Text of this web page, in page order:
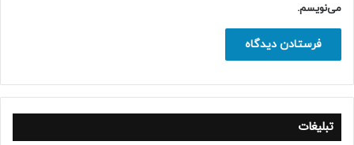
می‌نویسم.
تبلیغات